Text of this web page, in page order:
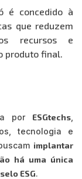
é concedido à
que reduzem
recursos e
produto final.
por ESGtechs
tecnologia e
implantar
há uma única
ESG.